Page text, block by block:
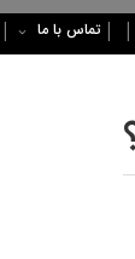
تماس با ما